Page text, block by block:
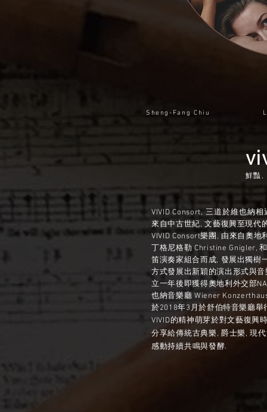
鮮豔,
VIVID Consort, 三道於維也納
來自中古世紀, 文藝復興至現代
VIVID Consort樂團, 由來自奧
丁格尼格勒 Christine Gnigler,
笛演奏家組合而成, 發展出獨樹
方式發展出新穎的演出形式與
立一年後即獲得奧地利外交部
也納音樂廳 Wiener
於2018年3月於舒伯特音樂廳
VIVID的精神萌芽於對文藝復興
分享給傳統古典樂, 爵士樂, 現
感動持續共鳴與發酵.
Sheng-Fang Chiu